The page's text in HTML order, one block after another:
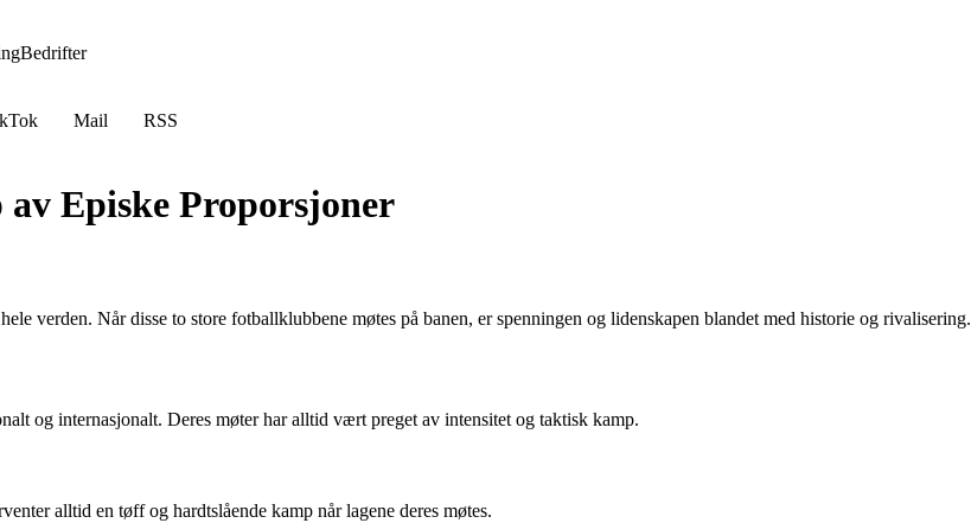
Bedrifter
Mail
RSS
Episke Proporsjoner
verden. Når disse to store fotballklubbene møtes på banen, er spenningen og lidenskapen blandet med historie og rivalisering.
og internasjonalt. Deres møter har alltid vært preget av intensitet og taktisk kamp.
alltid en tøff og hardtslående kamp når lagene deres møtes.